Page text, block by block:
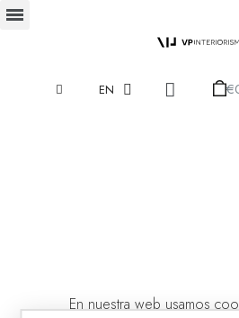
EN
En nuestra web usamos